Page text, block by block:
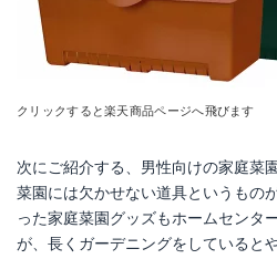
クリックすると楽天商品ページへ飛びます
次にご紹介する、男性向けの家庭菜
菜園には欠かせない道具というもの
った家庭菜園グッズもホームセンタ
が、長くガーデニングをしていると